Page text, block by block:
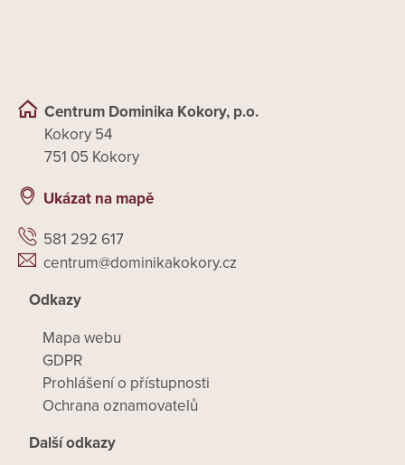
Centrum Dominika Kokory, p.o.
Kokory 54
751 05 Kokory
Ukázat na mapě
581 292 617
centrum@dominikakokory.cz
Odkazy
Mapa webu
GDPR
Prohlášení o přístupnosti
Ochrana oznamovatelů
Další odkazy